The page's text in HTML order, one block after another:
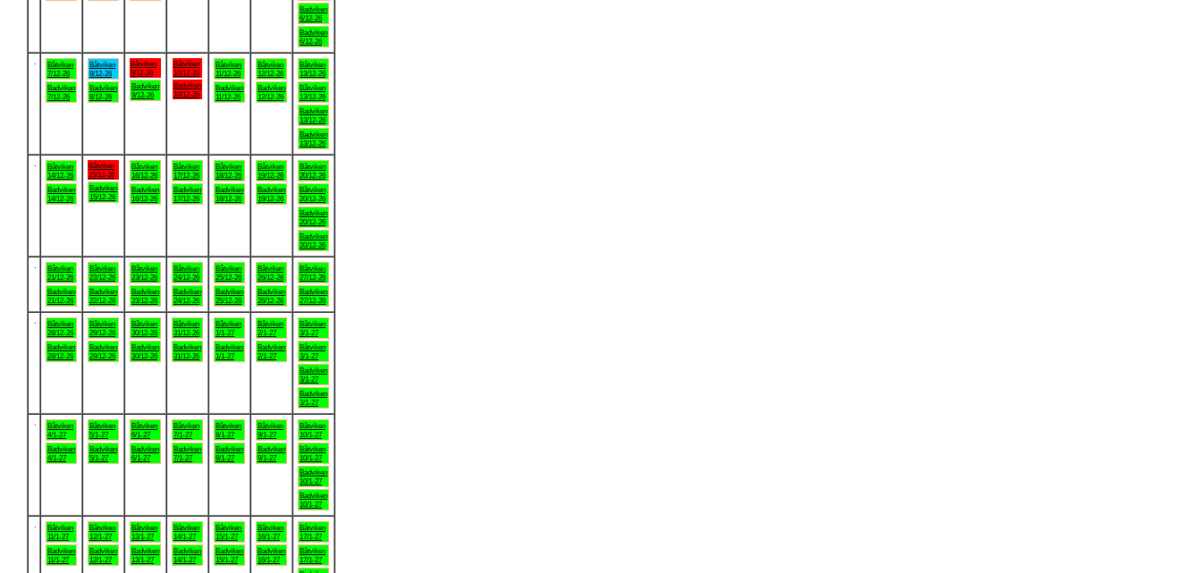
Badviken
6/12-26
Badviken
6/12-26
Båtviken
7/12-26
Badviken
7/12-26
Båtviken
8/12-26
Badviken
8/12-26
Båtviken
9/12-26
Badviken
9/12-26
Båtviken
10/12-26
Badviken
10/12-26
Båtviken
11/12-26
Badviken
11/12-26
Båtviken
12/12-26
Badviken
12/12-26
Båtviken
13/12-26
Båtviken
13/12-26
Badviken
13/12-26
Badviken
13/12-26
Båtviken
14/12-26
Badviken
14/12-26
Båtviken
15/12-26
Badviken
15/12-26
Båtviken
16/12-26
Badviken
16/12-26
Båtviken
17/12-26
Badviken
17/12-26
Båtviken
18/12-26
Badviken
18/12-26
Båtviken
19/12-26
Badviken
19/12-26
Båtviken
20/12-26
Båtviken
20/12-26
Badviken
20/12-26
Badviken
20/12-26
Båtviken
21/12-26
Badviken
21/12-26
Båtviken
22/12-26
Badviken
22/12-26
Båtviken
23/12-26
Badviken
23/12-26
Båtviken
24/12-26
Badviken
24/12-26
Båtviken
25/12-26
Badviken
25/12-26
Båtviken
26/12-26
Badviken
26/12-26
Båtviken
27/12-26
Badviken
27/12-26
Båtviken
28/12-26
Badviken
28/12-26
Båtviken
29/12-26
Badviken
29/12-26
Båtviken
30/12-26
Badviken
30/12-26
Båtviken
31/12-26
Badviken
31/12-26
Båtviken
1/1-27
Badviken
1/1-27
Båtviken
2/1-27
Badviken
2/1-27
Båtviken
3/1-27
Båtviken
3/1-27
Badviken
3/1-27
Badviken
3/1-27
Båtviken
4/1-27
Badviken
4/1-27
Båtviken
5/1-27
Badviken
5/1-27
Båtviken
6/1-27
Badviken
6/1-27
Båtviken
7/1-27
Badviken
7/1-27
Båtviken
8/1-27
Badviken
8/1-27
Båtviken
9/1-27
Badviken
9/1-27
Båtviken
10/1-27
Båtviken
10/1-27
Badviken
10/1-27
Badviken
10/1-27
Båtviken
11/1-27
Badviken
11/1-27
Båtviken
12/1-27
Badviken
12/1-27
Båtviken
13/1-27
Badviken
13/1-27
Båtviken
14/1-27
Badviken
14/1-27
Båtviken
15/1-27
Badviken
15/1-27
Båtviken
16/1-27
Badviken
16/1-27
Båtviken
17/1-27
Båtviken
17/1-27